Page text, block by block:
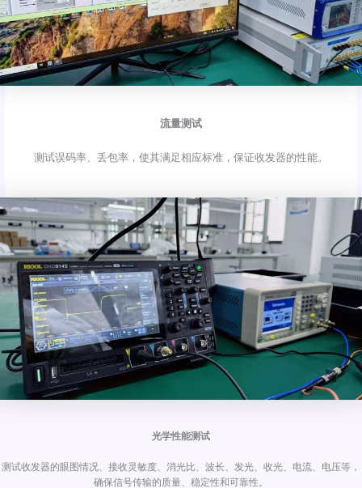
流量测试
测试误码率、丢包率，使其满足相应标准，保证收发器的性能。
光学性能测试
测试收发器的眼图情况、接收灵敏度、消光比、波长、发光、收光、电流、电压等，
确保信号传输的质量、稳定性和可靠性。